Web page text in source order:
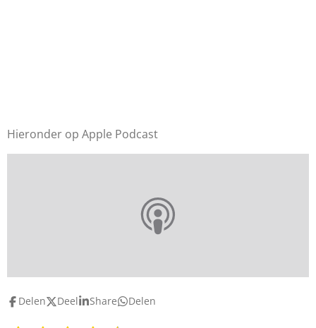
Hieronder op Apple Podcast
Delen Deel Share Delen